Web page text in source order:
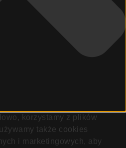
korzystamy z plików
także cookies
i marketingowych, aby